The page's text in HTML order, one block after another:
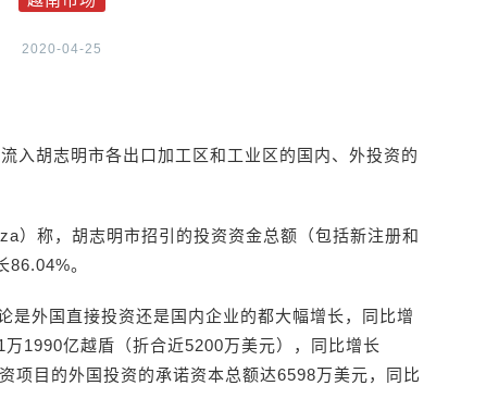
2020-04-25
入胡志明市各出口加工区和工业区的国内、外投资的
）称，胡志明市招引的投资资金总额（包括新注册和
。
是外国直接投资还是国内企业的都大幅增长，同比增
1990亿越盾（折合近5200万美元），同比增长
项目的外国投资的承诺资本总额达6598万美元，同比